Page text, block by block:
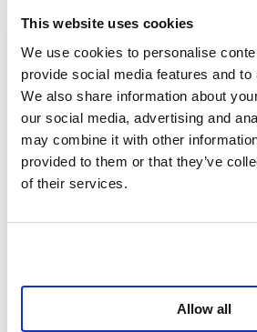
This website uses cookies
We use cookies to personalise
provide social media features and
We also share information about
our social media, advertising and
may combine it with other
provided to them or that they’ve
of their services.
Allow all
M. Jambon affirme vouloir rétablir
système des pensions. « Pourtant,
la méfiance en supprimant
constitués et déjà acquis,
faisant, la soi-disant “équité” est
Le malus pension impacte bien
femmes et les personnes qui
juste là-dedans. »
La réforme des pensions reste
reprend cette semaine avec